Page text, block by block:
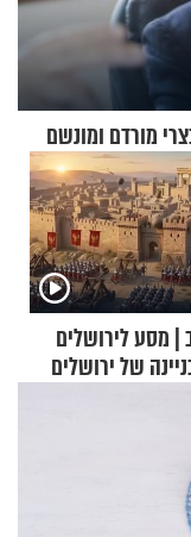
מורדם ומונשם
מסע לירושלים
של ירושלים